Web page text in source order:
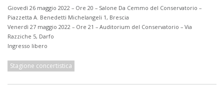
Giovedì 26 maggio 2022 – Ore 20 – Salone Da Cemmo del Conservatorio –
Piazzetta A. Benedetti Michelangeli 1, Brescia
Venerdì 27 maggio 2022 – Ore 21 – Auditorium del Conservatorio – Via
Razziche 5, Darfo
Ingresso libero
Stagione concertistica